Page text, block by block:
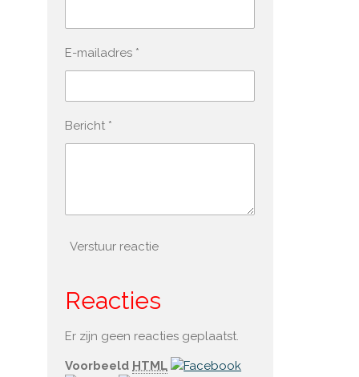
E-mailadres *
Bericht *
Verstuur reactie
Reacties
Er zijn geen reacties geplaatst.
Voorbeeld HTML